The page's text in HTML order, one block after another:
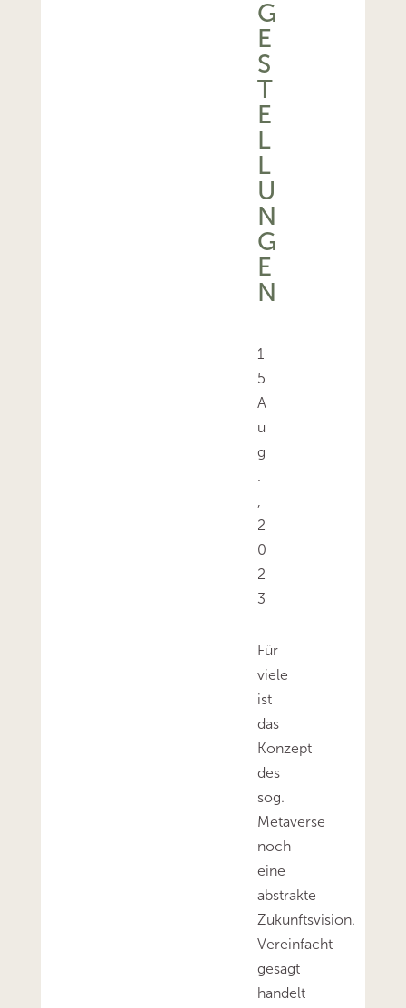
G
E
S
T
E
L
L
U
N
G
E
N
1
5
A
u
g
.
,
2
0
2
3
Für
viele
ist
das
Konzept
des
sog.
Metaverse
noch
eine
abstrakte
Zukunftsvision.
Vereinfacht
gesagt
handelt